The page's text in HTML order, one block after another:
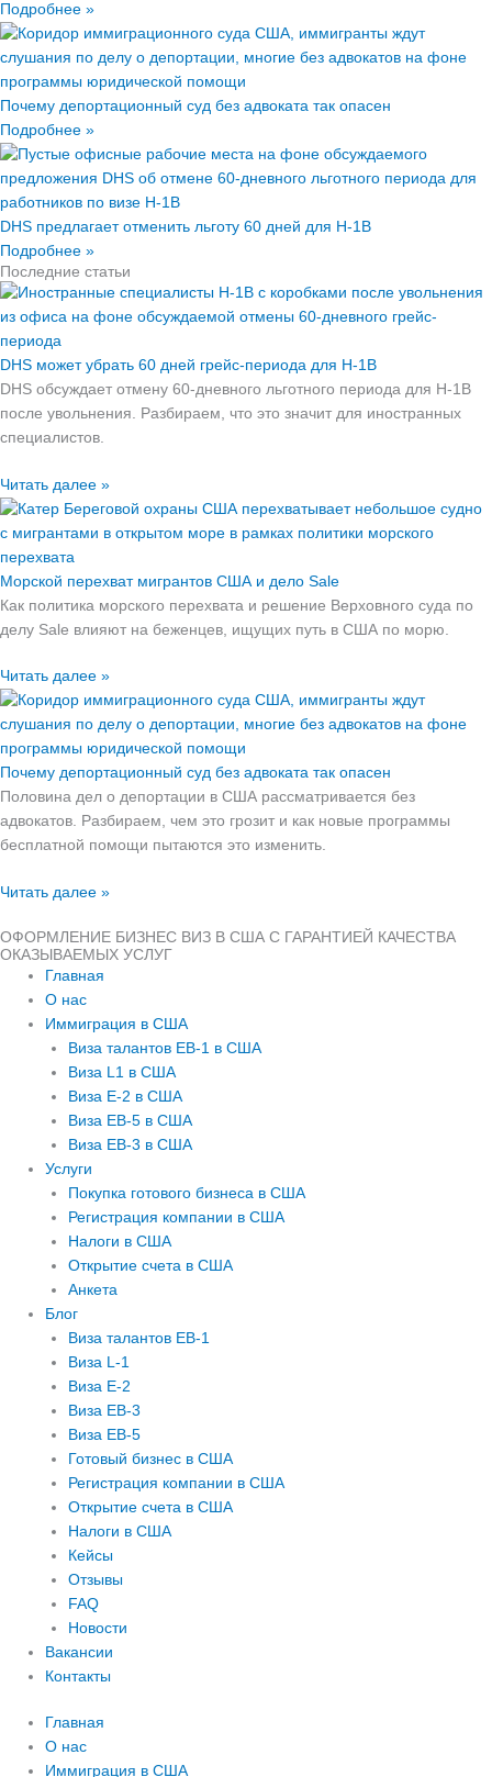
Подробнее »
Почему депортационный суд без адвоката так опасен
Подробнее »
DHS предлагает отменить льготу 60 дней для H‑1B
Подробнее »
Последние статьи
DHS может убрать 60 дней грейс-периода для H‑1B
DHS обсуждает отмену 60-дневного льготного периода для H‑1B
после увольнения. Разбираем, что это значит для иностранных
специалистов.
Читать далее »
Морской перехват мигрантов США и дело Sale
Как политика морского перехвата и решение Верховного суда по
делу Sale влияют на беженцев, ищущих путь в США по морю.
Читать далее »
Почему депортационный суд без адвоката так опасен
Половина дел о депортации в США рассматривается без
адвокатов. Разбираем, чем это грозит и как новые программы
бесплатной помощи пытаются это изменить.
Читать далее »
ОФОРМЛЕНИЕ БИЗНЕС ВИЗ В США С ГАРАНТИЕЙ КАЧЕСТВА
ОКАЗЫВАЕМЫХ УСЛУГ
Главная
О нас
Иммиграция в США
Виза талантов EB-1 в США
Виза L1 в США
Виза E-2 в США
Виза EB-5 в США
Виза EB-3 в США
Услуги
Покупка готового бизнеса в США
Регистрация компании в США
Налоги в США
Открытие счета в США
Анкета
Блог
Виза талантов EB-1
Виза L-1
Виза E-2
Виза EB-3
Виза EB-5
Готовый бизнес в США
Регистрация компании в США
Открытие счета в США
Налоги в США
Кейсы
Отзывы
FAQ
Новости
Вакансии
Контакты
Главная
О нас
Иммиграция в США